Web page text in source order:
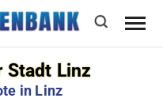
Linz
in Linz